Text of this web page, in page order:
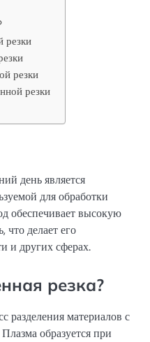
резки
резки
резки
день является
для обработки
обеспечивает высокую
что делает его
и других сферах.
резка?
разделения материалов с
образуется при